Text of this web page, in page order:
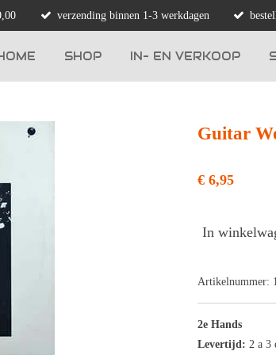
verzending binnen 1-3 werkdagen
SHOP IN- EN VERKOOP
Guitar
€ 6,95
In
Artikelnummer:
2e Hands
Levertijd: 2 a 3